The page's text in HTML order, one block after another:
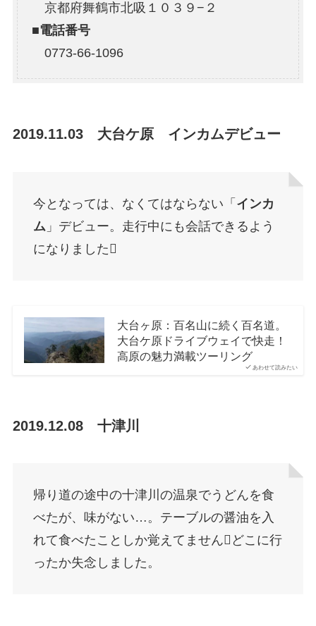
京都府舞鶴市北吸１０３９−２
■電話番号
0773-66-1096
2019.11.03 大台ケ原 インカムデビュー
今となっては、なくてはならない「 インカ
ム 」デビュー。走行中にも会話できるよう
になりました
あわせて読みたい
大台ヶ原：百名山に続く百名道。
大台ケ原ドライブウェイで快走！
高原の魅力満載ツーリング
2019.12.08 十津川
帰り道の途中の十津川の温泉でうどんを食
べたが、味がない…。テーブルの醤油を入
れて食べたことしか覚えてませんどこに行
ったか失念しました。